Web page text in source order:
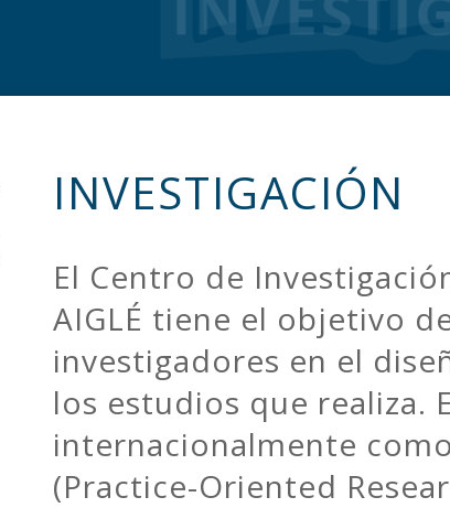
INVESTIGACIÓN
El Centro de
AIGLÉ tiene el objetivo
investigadores en el
los estudios que realiza.
internacionalmente
(Practice-Oriented